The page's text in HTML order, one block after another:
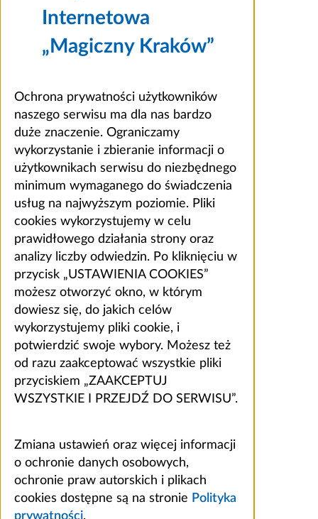
Internetowa
„Magiczny Kraków”
Ochrona prywatności użytkowników
naszego serwisu ma dla nas bardzo
duże znaczenie. Ograniczamy
wykorzystanie i zbieranie informacji o
użytkownikach serwisu do niezbędnego
minimum wymaganego do świadczenia
usług na najwyższym poziomie. Pliki
cookies wykorzystujemy w celu
prawidłowego działania strony oraz
analizy liczby odwiedzin. Po kliknięciu w
przycisk „USTAWIENIA COOKIES”
możesz otworzyć okno, w którym
dowiesz się, do jakich celów
wykorzystujemy pliki cookie, i
potwierdzić swoje wybory. Możesz też
od razu zaakceptować wszystkie pliki
przyciskiem „ZAAKCEPTUJ
WSZYSTKIE I PRZEJDŹ DO SERWISU”.
Zmiana ustawień oraz więcej informacji
o ochronie danych osobowych,
ochronie praw autorskich i plikach
cookies dostępne są na stronie Polityka
prywatności.